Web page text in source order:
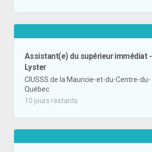
Assistant(e) du supérieur immédiat -
Lyster
CIUSSS de la Mauricie-et-du-Centre-du-
Québec
10 jours restants